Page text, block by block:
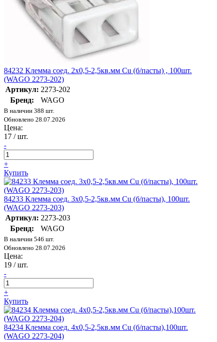
84232 Клемма соед. 2х0,5-2,5кв.мм Cu (б/пасты) , 100шт.
(WAGO 2273-202)
Артикул: 2273-202
Бренд:
WAGO
В наличии 388 шт.
Обновлено 28.07.2026
Цена:
17 / шт.
-
+
Купить
84233 Клемма соед. 3х0,5-2,5кв.мм Cu (б/пасты), 100шт.
(WAGO 2273-203)
Артикул: 2273-203
Бренд:
WAGO
В наличии 546 шт.
Обновлено 28.07.2026
Цена:
19 / шт.
-
+
Купить
84234 Клемма соед. 4х0,5-2,5кв.мм Cu (б/пасты),100шт.
(WAGO 2273-204)